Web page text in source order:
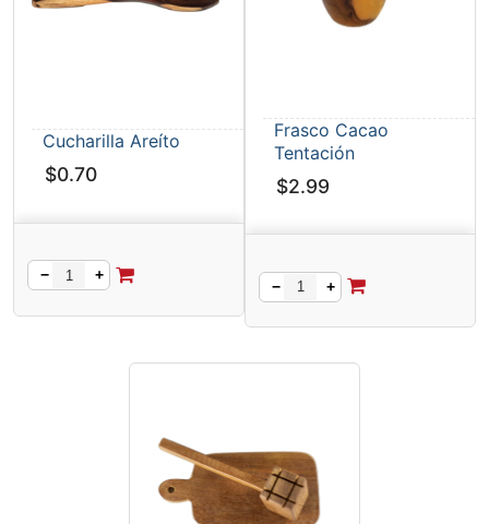
Cucharilla Areíto
$0.70
− +
Frasco Cacao
Tentación
$2.99
− +